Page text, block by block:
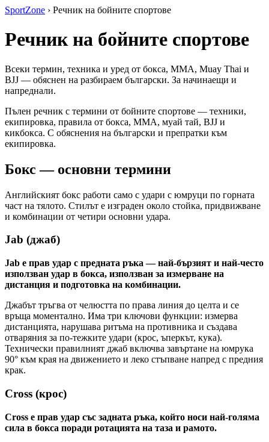
SportZone › Речник на бойните спортове
Речник на бойните спортове
Всеки термин, техника и уред от бокса, MMA, Muay Thai и
BJJ — обяснен на разбираем български. За начинаещи и
напреднали.
Пълен речник с термини от бойните спортове — техники,
екипировка, правила от бокса, MMA, муай тай, BJJ и
кикбокса. С обяснения на български и препратки към
екипировка.
Бокс — основни термини
Английският бокс работи само с удари с юмруци по горната
част на тялото. Стилът е изграден около стойка, придвижване
и комбинации от четири основни удара.
Jab (джаб)
Jab е прав удар с предната ръка — най-бързият и най-често
използван удар в бокса, използван за измерване на
дистанция и подготовка на комбинации.
Джабът тръгва от челюстта по права линия до целта и се
връща моментално. Има три ключови функции: измерва
дистанцията, нарушава ритъма на противника и създава
отваряния за по-тежките удари (крос, ъперкът, кука).
Технически правилният джаб включва завъртане на юмрука
90° към края на движението и леко стъпване напред с предния
крак.
Cross (крос)
Cross е прав удар със задната ръка, който носи най-голяма
сила в бокса поради ротацията на таза и рамото.